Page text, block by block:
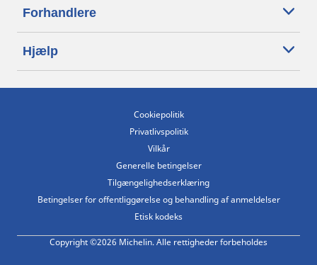
Forhandlere
Hjælp
Cookiepolitik
Privatlivspolitik
Vilkår
Generelle betingelser
Tilgængelighedserklæring
Betingelser for offentliggørelse og behandling af anmeldelser
Etisk kodeks
Copyright ©2026 Michelin. Alle rettigheder forbeholdes